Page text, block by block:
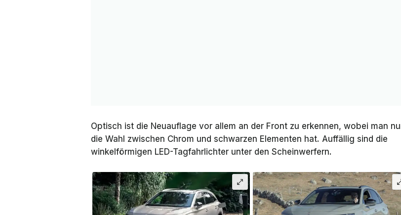
Optisch ist die Neuauflage vor allem an der Front zu erkennen, wobei man
die Wahl zwischen Chrom und schwarzen Elementen hat. Auffällig sind die
winkelförmigen LED-Tagfahrlichter unter den Scheinwerfern.